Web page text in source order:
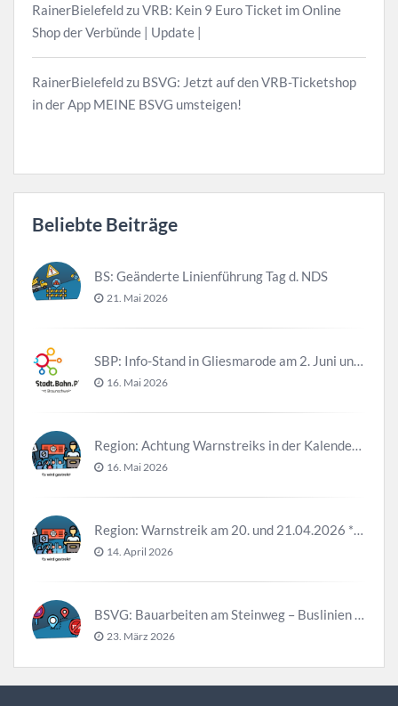
RainerBielefeldzuVRB: Kein 9 Euro Ticket im Online
Shop der Verbünde | Update |
RainerBielefeldzu BSVG: Jetzt auf den VRB-Ticketshop
in der App MEINE BSVG umsteigen!
Beliebte Beiträge
BS: Geänderte Linienführung Tag d. NDS
21. Mai 2026
16. Mai 2026
16. Mai 2026
14. April 2026
23. März 2026